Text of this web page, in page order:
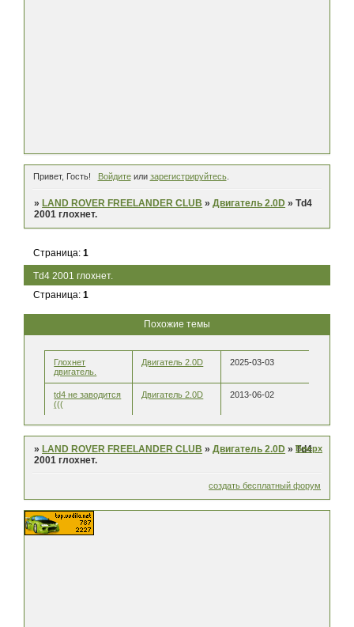
Привет, Гость! Войдитеили зарегистрируйтесь.
» LAND ROVER FREELANDER CLUB »Двигатель 2.0D »Td4
2001 глохнет.
Td4 2001 глохнет.
Страница:1
Страница:1
Похожие темы
Глохнет
двигатель.
Двигатель 2.0D 2025-03-03
td4 не заводится
(((
Двигатель 2.0D 2013-06-02
» LAND ROVER FREELANDER CLUB »Двигатель 2.0D »Td4
2001 глохнет.
Вверх
создать бесплатный форум